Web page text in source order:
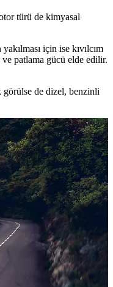
türü de kimyasal
için ise kıvılcım
ve patlama gücü elde edilir.
görülse de dizel, benzinli